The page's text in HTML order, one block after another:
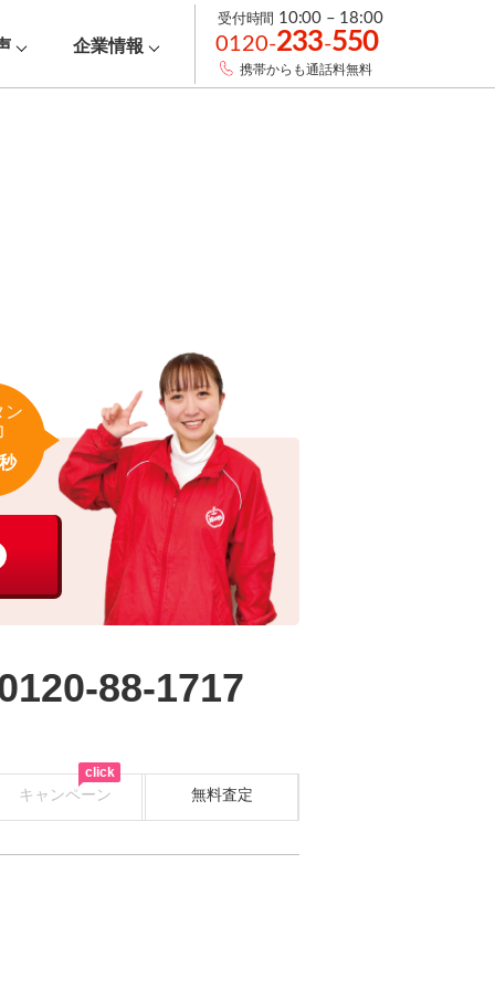
企業情報
受付時間 10:00 – 18:00
0120-233-550
携帯からも通話料無料
ン
秒
88-1717
キャンペーン 無料査定
click